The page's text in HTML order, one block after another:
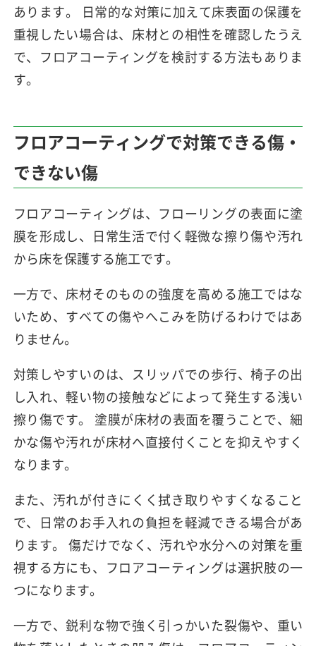
あります。 日常的な対策に加えて床表面の保護を
重視したい場合は、床材との相性を確認したうえ
で、フロアコーティングを検討する方法もありま
す。
フロアコーティングで対策できる傷・
できない傷
フロアコーティングは、フローリングの表面に塗
膜を形成し、日常生活で付く軽微な擦り傷や汚れ
から床を保護する施工です。
一方で、床材そのものの強度を高める施工ではな
いため、すべての傷やへこみを防げるわけではあ
りません。
対策しやすいのは、スリッパでの歩行、椅子の出
し入れ、軽い物の接触などによって発生する浅い
擦り傷です。 塗膜が床材の表面を覆うことで、細
かな傷や汚れが床材へ直接付くことを抑えやすく
なります。
また、汚れが付きにくく拭き取りやすくなること
で、日常のお手入れの負担を軽減できる場合があ
ります。 傷だけでなく、汚れや水分への対策を重
視する方にも、フロアコーティングは選択肢の一
つになります。
一方で、鋭利な物で強く引っかいた裂傷や、重い